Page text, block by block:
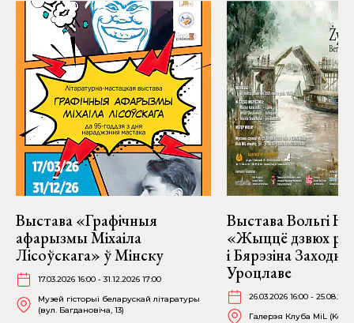
Выстава «Графічныя
афарызмы Міхаіла
Лісоўскага» ў Мінску
17.03.2026 16:00 - 31.12.2026 17:00
Музей гісторыі беларускай літаратуры
(вул. Багдановіча, 13)
Выстава Вольгі
«Жыццё дзвюх
і Бярэзіна
Уроцлаве
26.03.2026 16:00 -
Галерэя Клуба MiL